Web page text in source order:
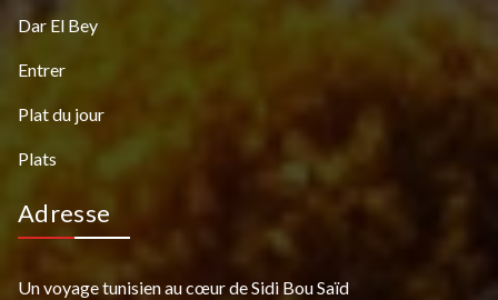
Dar El Bey
Entrer
Plat du jour
Plats
Adresse
Un voyage tunisien au cœur de Sidi Bou Saïd